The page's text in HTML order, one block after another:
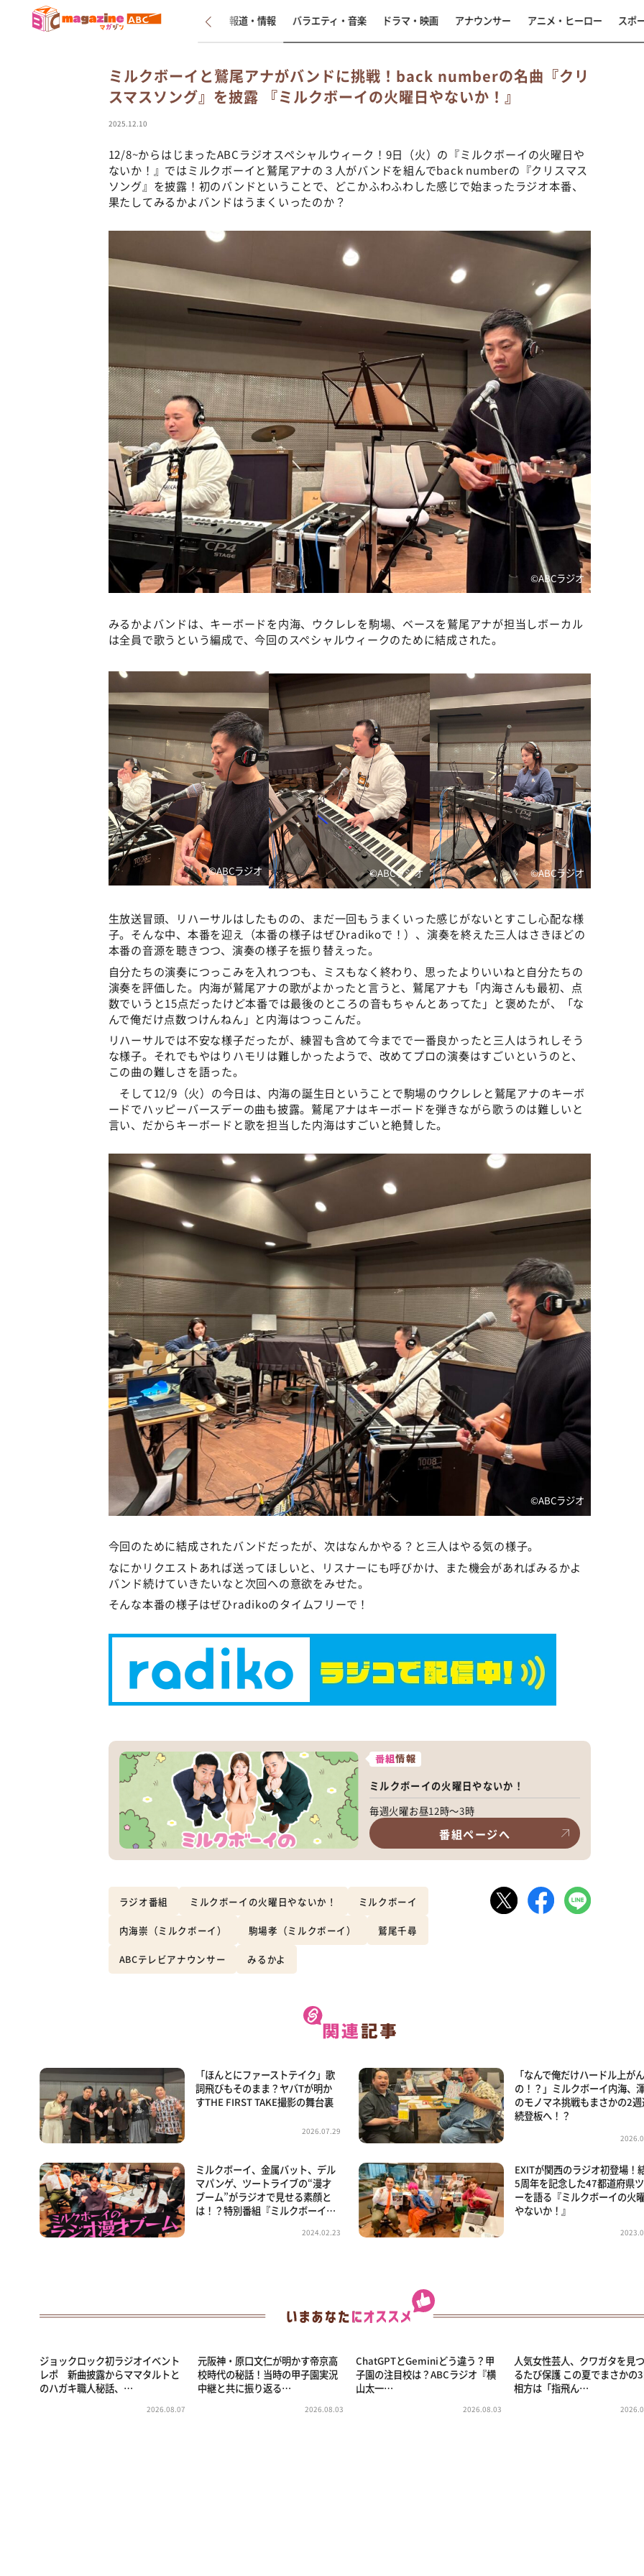
新着 インタビュー 報道・情報 バラエティ・音楽 ドラマ・映画 アナウンサー アニメ・ヒーロー スポ
ミルクボーイと鷲尾アナがバンドに挑戦！back numberの名曲『クリ
スマスソング』を披露 『ミルクボーイの火曜日やないか！』
2025.12.10
12/8~からはじまったABCラジオスペシャルウィーク！9日（火）の『ミルクボーイの火曜日や
ないか！』ではミルクボーイと鷲尾アナの３人がバンドを組んでback numberの『クリスマス
ソング』を披露！初のバンドということで、どこかふわふわした感じで始まったラジオ本番、
果たしてみるかよバンドはうまくいったのか？
©️ABCラジオ
みるかよバンドは、キーボードを内海、ウクレレを駒場、ベースを鷲尾アナが担当しボーカル
は全員で歌うという編成で、今回のスペシャルウィークのために結成された。
©️ABCラジオ ©️ABCラジオ ©️ABCラジオ
生放送冒頭、リハーサルはしたものの、まだ一回もうまくいった感じがないとすこし心配な様
子。そんな中、本番を迎え（本番の様子はぜひradikoで！）、演奏を終えた三人はさきほどの
本番の音源を聴きつつ、演奏の様子を振り替えった。
自分たちの演奏につっこみを入れつつも、ミスもなく終わり、思ったよりいいねと自分たちの
演奏を評価した。内海が鷲尾アナの歌がよかったと言うと、鷲尾アナも「内海さんも最初、点
数でいうと15点だったけど本番では最後のところの音もちゃんとあってた」と褒めたが、「な
んで俺だけ点数つけんねん」と内海はつっこんだ。
リハーサルでは不安な様子だったが、練習も含めて今までで一番良かったと三人はうれしそう
な様子。それでもやはりハモリは難しかったようで、改めてプロの演奏はすごいというのと、
この曲の難しさを語った。
そして12/9（火）の今日は、内海の誕生日ということで駒場のウクレレと鷲尾アナのキーボ
ードでハッピーバースデーの曲も披露。鷲尾アナはキーボードを弾きながら歌うのは難しいと
言い、だからキーボードと歌を担当した内海はすごいと絶賛した。
©️ABCラジオ
今回のために結成されたバンドだったが、次はなんかやる？と三人はやる気の様子。
なにかリクエストあれば送ってほしいと、リスナーにも呼びかけ、また機会があればみるかよ
バンド続けていきたいなと次回への意欲をみせた。
そんな本番の様子はぜひradikoのタイムフリーで！
番組情報
ミルクボーイの火曜日やないか！
毎週火曜お昼12時～3時
番組ページへ
ラジオ番組 ミルクボーイの火曜日やないか！ ミルクボーイ
内海崇（ミルクボーイ） 駒場孝（ミルクボーイ） 鷲尾千尋
ABCテレビアナウンサー みるかよ
「ほんとにファーストテイク」歌
詞飛びもそのまま？ヤバTが明か
すTHE FIRST TAKE撮影の舞台裏
2026.07.29
「なんで俺だけハードル上がん
の！？」ミルクボーイ内海、
のモノマネ挑戦もまさかの2週
続登板へ！？
ミルクボーイ、金属バット、デル
マパンゲ、ツートライブの“漫才
ブーム”がラジオで見せる素顔と
は！？特別番組『ミルクボーイ…
2024.02.23
EXITが関西のラジオ初登場！
5周年を記念した47都道府県
ーを語る『ミルクボーイの火
やないか！』
ジョックロック初ラジオイベント
レポ 新曲披露からママタルトと
のハガキ職人秘話、…
2026.08.07
元阪神・原口文仁が明かす帝京高
校時代の秘話！当時の甲子園実況
中継と共に振り返る…
2026.08.03
ChatGPTとGeminiどう違う？甲
子園の注目校は？ABCラジオ『横
山太一…
2026.08.03
人気女性芸人、クワガタを見
るたび保護 この夏でまさかの
相方は「指飛ん…